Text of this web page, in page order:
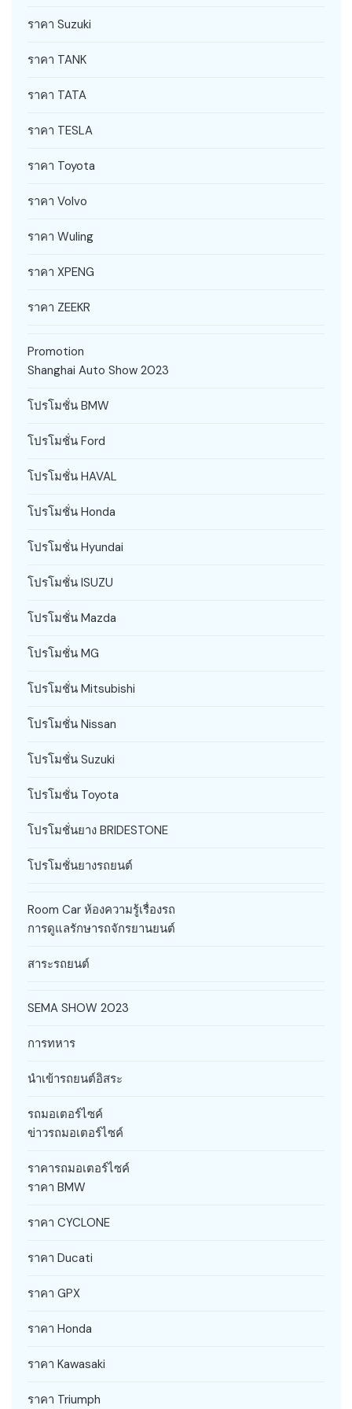
ราคา Suzuki
ราคา TANK
ราคา TATA
ราคา TESLA
ราคา Toyota
ราคา Volvo
ราคา Wuling
ราคา XPENG
ราคา ZEEKR
Promotion
Shanghai Auto Show 2023
โปรโมชั่น BMW
โปรโมชั่น Ford
โปรโมชั่น HAVAL
โปรโมชั่น Honda
โปรโมชั่น Hyundai
โปรโมชั่น ISUZU
โปรโมชั่น Mazda
โปรโมชั่น MG
โปรโมชั่น Mitsubishi
โปรโมชั่น Nissan
โปรโมชั่น Suzuki
โปรโมชั่น Toyota
โปรโมชั่นยาง BRIDESTONE
โปรโมชั่นยางรถยนต์
Room Car ห้องความรู้เรื่องรถ
การดูแลรักษารถจักรยานยนต์
สาระรถยนต์
SEMA SHOW 2023
การทหาร
นำเข้ารถยนต์อิสระ
รถมอเตอร์ไซค์
ข่าวรถมอเตอร์ไซค์
ราคารถมอเตอร์ไซค์
ราคา BMW
ราคา CYCLONE
ราคา Ducati
ราคา GPX
ราคา Honda
ราคา Kawasaki
ราคา Triumph